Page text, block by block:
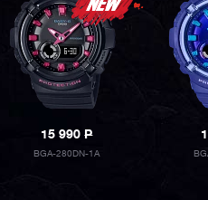
15 990P
BGA-280DN-1A